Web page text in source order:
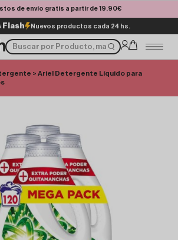
de envío gratis a partir de 19.90€
Nuevos productos cada 24 hs.
> Ariel Detergente Líquido para